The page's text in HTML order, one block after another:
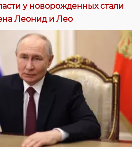
у новорожденных стали
Леонид и Лео